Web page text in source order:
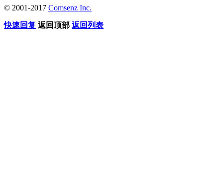
© 2001-2017 Comsenz Inc.
快速回复 返回顶部 返回列表